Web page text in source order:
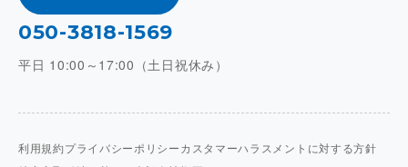
050-3818-1569
平日 10:00～17:00（土日祝休み）
利用規約プライバシーポリシーカスタマーハラスメントに対する方針